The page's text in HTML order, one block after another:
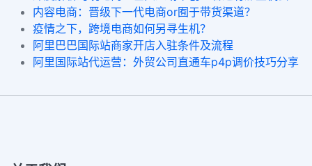
内容电商：晋级下一代电商or囿于带货渠道？
疫情之下，跨境电商如何另寻生机？
阿里巴巴国际站商家开店入驻条件及流程
阿里国际站代运营：外贸公司直通车p4p调价技巧分享